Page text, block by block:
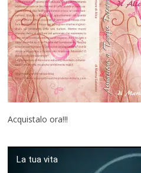
Acquistalo ora!!!
La tua vita